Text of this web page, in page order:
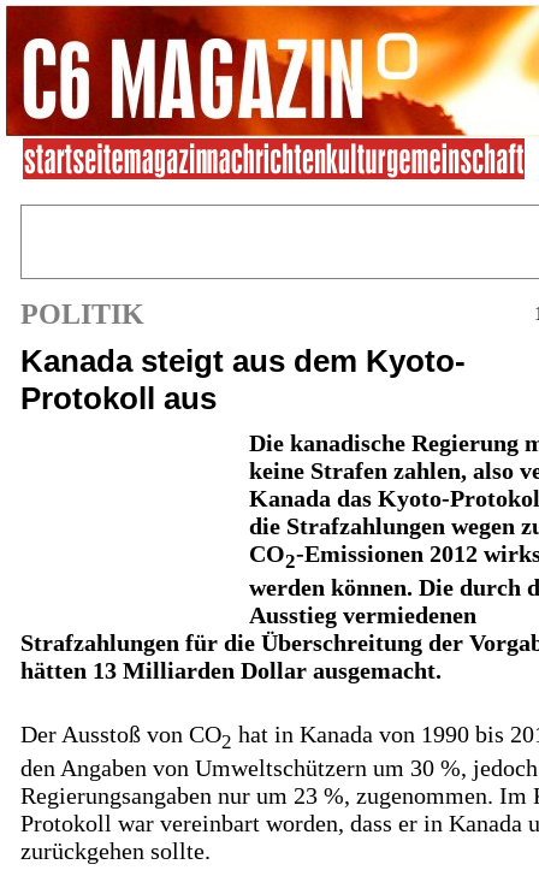
POLITIK
Kanada steigt aus dem Kyoto-
Protokoll aus
Die kanadische Regierung
keine Strafen zahlen, also
Kanada das Kyoto-
die Strafzahlungen wegen
CO2-Emissionen 2012
werden können. Die durch
Ausstieg vermiedenen
Strafzahlungen für die Überschreitung der
hätten 13 Milliarden Dollar ausgemacht.
Der Ausstoß von CO2 hat in Kanada von 1990 bis
den Angaben von Umweltschützern um 30 %,
Regierungsangaben nur um 23 %, zugenommen. Im
Protokoll war vereinbart worden, dass er in Kanada
zurückgehen sollte.